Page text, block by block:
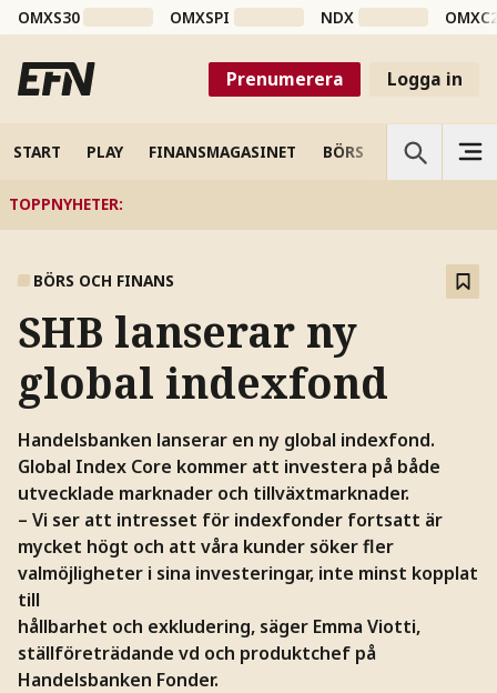
OMXS30 OMXSPI NDX
Prenumerera Logga in
START PLAY FINANSMAGASINET BÖRS VETENSKAP
TOPPNYHETER:
BÖRS OCH FINANS
SHB lanserar ny
global indexfond
Handelsbanken lanserar en ny global indexfond.
Global Index Core kommer att investera på både
utvecklade marknader och tillväxtmarknader.
– Vi ser att intresset för indexfonder fortsatt är
mycket högt och att våra kunder söker fler
valmöjligheter i sina investeringar, inte minst kopplat
till
hållbarhet och exkludering, säger Emma Viotti,
ställföreträdande vd och produktchef på
Handelsbanken Fonder.